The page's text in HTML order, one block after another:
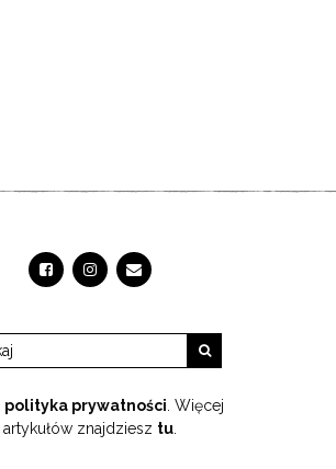
polityka prywatności . Więcej
artykułów znajdziesz tu